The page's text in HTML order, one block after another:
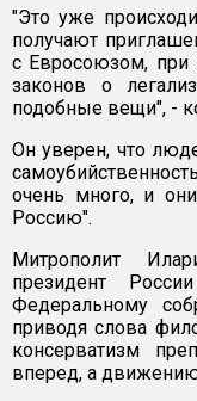
"Это уже
получают
с Евросоюзом, при
законов о
подобные вещи", -
Он уверен, что
очень много, и
Россию".
Митрополит
президент
Федеральному
приводя слова
консерватизм
вперед, а